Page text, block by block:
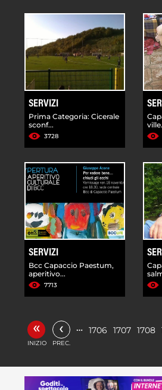
SERVIZI
Prima Categoria: Cicerale
sconf...
3728
SERVIZI
Bcc Capaccio Paestum,
aperitivo...
7713
«
INIZIO
‹
PREC.
… 1706 1707 1708